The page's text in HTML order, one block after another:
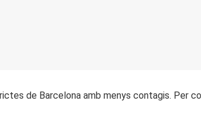
de Barcelona amb menys contagis. Per